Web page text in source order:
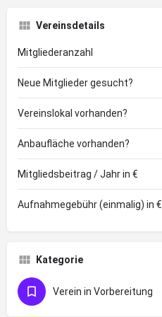
Vereinsdetails
Mitgliederanzahl
Neue Mitglieder gesucht?
Vereinslokal vorhanden?
Anbaufläche vorhanden?
Mitgliedsbeitrag / Jahr in €
Aufnahmegebühr (einmalig) in €
Kategorie
Verein in Vorbereitung